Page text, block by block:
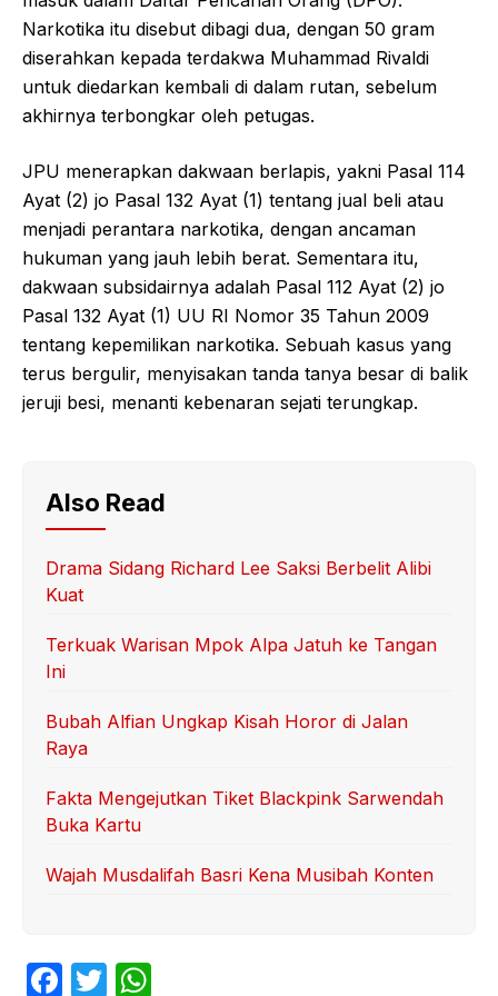
Narkotika itu disebut dibagi dua, dengan 50 gram
diserahkan kepada terdakwa Muhammad Rivaldi
untuk diedarkan kembali di dalam rutan, sebelum
akhirnya terbongkar oleh petugas.
JPU menerapkan dakwaan berlapis, yakni Pasal 114
Ayat (2) jo Pasal 132 Ayat (1) tentang jual beli atau
menjadi perantara narkotika, dengan ancaman
hukuman yang jauh lebih berat. Sementara itu,
dakwaan subsidairnya adalah Pasal 112 Ayat (2) jo
Pasal 132 Ayat (1) UU RI Nomor 35 Tahun 2009
tentang kepemilikan narkotika. Sebuah kasus yang
terus bergulir, menyisakan tanda tanya besar di balik
jeruji besi, menanti kebenaran sejati terungkap.
Also Read
Drama Sidang Richard Lee Saksi Berbelit Alibi
Kuat
Terkuak Warisan Mpok Alpa Jatuh ke Tangan
Ini
Bubah Alfian Ungkap Kisah Horor di Jalan
Raya
Fakta Mengejutkan Tiket Blackpink Sarwendah
Buka Kartu
Wajah Musdalifah Basri Kena Musibah Konten
F
T